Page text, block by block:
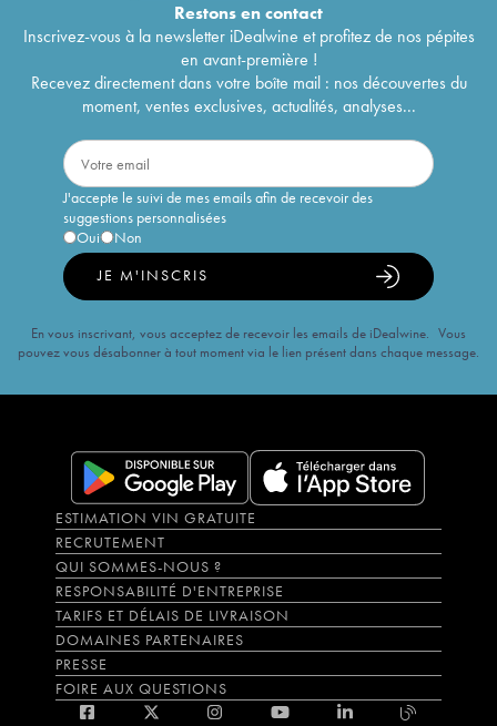
Restons encontact
Inscrivez-vous à la newsletter iDealwine et profitez de nos pépites
en avant-première !
Recevez directement dans votre boîte mail : nos découvertes du
moment, ventes exclusives, actualités, analyses...
J'accepte le suivi de mes emails afin de recevoir des
suggestions personnalisées
Oui
Non
JE M'INSCRIS
En vous inscrivant, vous acceptez de recevoir les emails de iDealwine. Vous
pouvez vous désabonner à tout moment via le lien présent dans chaque message.
ESTIMATION VIN GRATUITE
RECRUTEMENT
QUI SOMMES-NOUS ?
RESPONSABILITÉ D'ENTREPRISE
TARIFS ET DÉLAIS DE LIVRAISON
DOMAINES PARTENAIRES
PRESSE
FOIRE AUX QUESTIONS